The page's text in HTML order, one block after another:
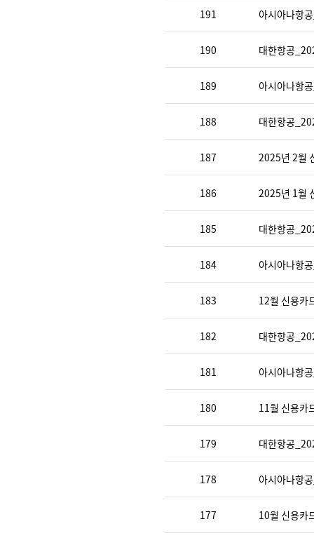
191 아시아나항
190 대한항공
189 아시아나항
188 대한항공
187 2025년 2월
186 2025년 1월
185 대한항공
184 아시아나항
183 12월 신용카
182 대한항공
181 아시아나항
180 11월 신용카
179 대한항공
178 아시아나항
177 10월 신용카